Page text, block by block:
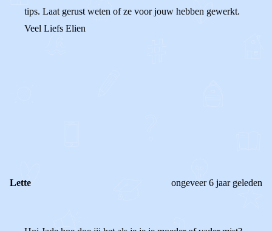
tips. Laat gerust weten of ze voor jouw hebben gewerkt.
Veel Liefs Elien
Lette ongeveer 6 jaar geleden